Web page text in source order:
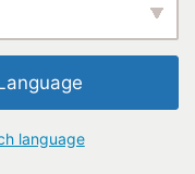
Dijual
Sumbu
language